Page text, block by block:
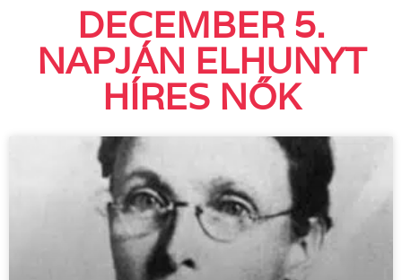
DECEMBER 5.
NAPJÁN ELHUNYT
HÍRES NŐK